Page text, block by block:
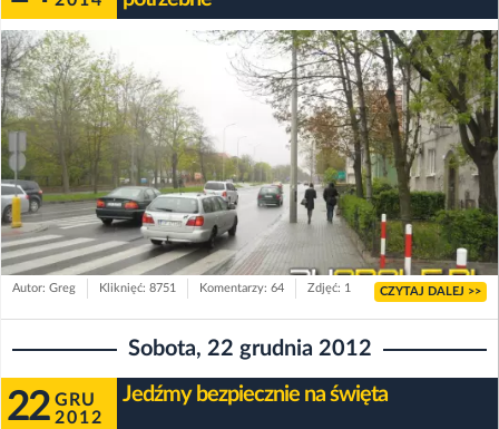
Autor: Greg Kliknięć: 8751 Komentarzy: 64 Zdjęć: 1 CZYTAJ DALEJ >>
Sobota, 22 grudnia 2012
22 GRU
2012
Jedźmy bezpiecznie na święta